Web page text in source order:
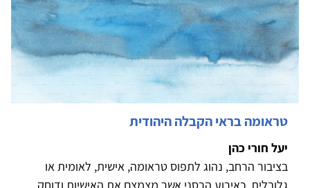
טראומה בראי הקבלה היהודית
יעל חורי כהן
בציבור הרחב, נהוג לתפוס טראומה, אישית, לאומית או
גלובלית, כאירוע הרסני אשר מצמצם את האישיות ודוחק